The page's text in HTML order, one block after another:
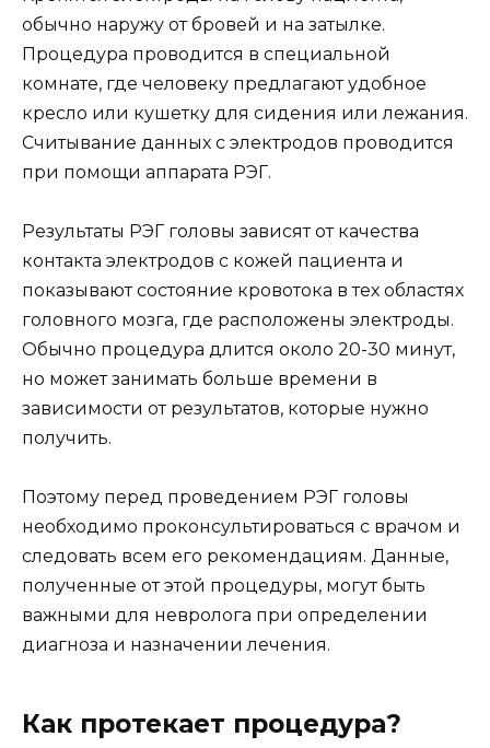
обычно наружу от бровей и на затылке.
Процедура проводится в специальной
комнате, где человеку предлагают удобное
кресло или кушетку для сидения или лежания.
Считывание данных с электродов проводится
при помощи аппарата РЭГ.
Результаты РЭГ головы зависят от качества
контакта электродов с кожей пациента и
показывают состояние кровотока в тех областях
головного мозга, где расположены электроды.
Обычно процедура длится около 20-30 минут,
но может занимать больше времени в
зависимости от результатов, которые нужно
получить.
Поэтому перед проведением РЭГ головы
необходимо проконсультироваться с врачом и
следовать всем его рекомендациям. Данные,
полученные от этой процедуры, могут быть
важными для невролога при определении
диагноза и назначении лечения.
Как протекает процедура?